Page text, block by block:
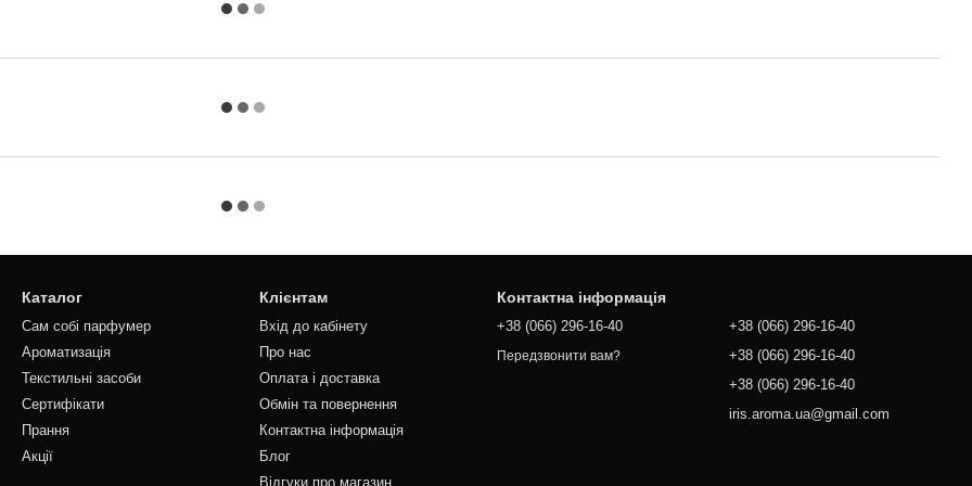
Каталог
Сам собі парфумер
Ароматизація
Текстильні засоби
Сертифікати
Прання
Акції
Клієнтам
Вхід до кабінету
Про нас
Оплата і доставка
Обмін та повернення
Контактна інформація
Блог
Відгуки про магазин
Контактна інформація
+38 (066) 296-16-40
Передзвонити вам?
+38 (066) 296-16-40
+38 (066) 296-16-40
+38 (066) 296-16-40
iris.aroma.ua@gmail.com